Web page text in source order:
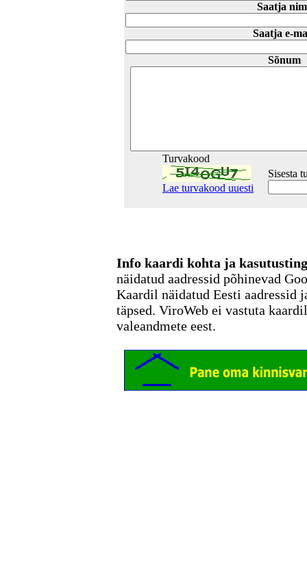
Saatja
Saatja e-
Sõnum
Turvakood
Lae turvakood uuesti
Sisesta
Info kaardi kohta ja
näidatud aadressid põhinevad
Kaardil näidatud Eesti aadressid
täpsed. ViroWeb ei vastuta
valeandmete eest.